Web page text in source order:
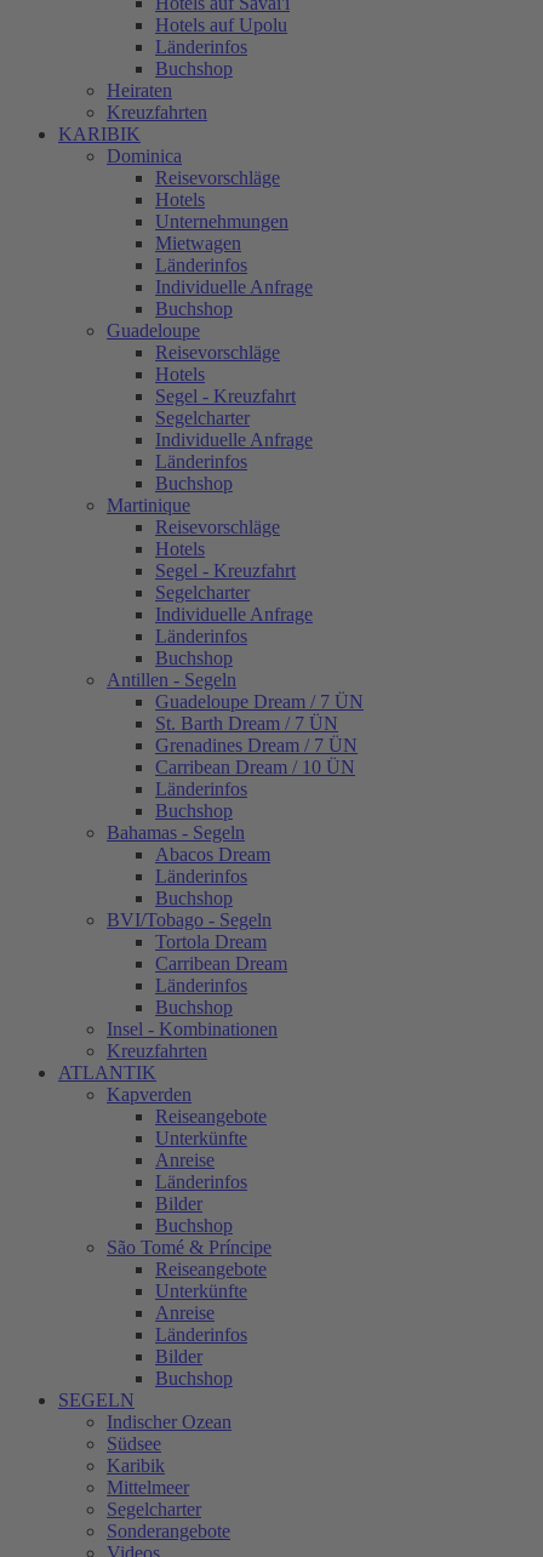
Hotels auf Upolu
Länderinfos
Buchshop
Heiraten
Kreuzfahrten
KARIBIK
Dominica
Reisevorschläge
Hotels
Unternehmungen
Mietwagen
Länderinfos
Individuelle Anfrage
Buchshop
Guadeloupe
Reisevorschläge
Hotels
Segel - Kreuzfahrt
Segelcharter
Individuelle Anfrage
Länderinfos
Buchshop
Martinique
Reisevorschläge
Hotels
Segel - Kreuzfahrt
Segelcharter
Individuelle Anfrage
Länderinfos
Buchshop
Antillen - Segeln
Guadeloupe Dream / 7 ÜN
St. Barth Dream / 7 ÜN
Grenadines Dream / 7 ÜN
Carribean Dream / 10 ÜN
Länderinfos
Buchshop
Bahamas - Segeln
Abacos Dream
Länderinfos
Buchshop
BVI/Tobago - Segeln
Tortola Dream
Carribean Dream
Länderinfos
Buchshop
Insel - Kombinationen
Kreuzfahrten
ATLANTIK
Kapverden
Reiseangebote
Unterkünfte
Anreise
Länderinfos
Bilder
Buchshop
São Tomé & Príncipe
Reiseangebote
Unterkünfte
Anreise
Länderinfos
Bilder
Buchshop
SEGELN
Indischer Ozean
Südsee
Karibik
Mittelmeer
Segelcharter
Sonderangebote
Videos